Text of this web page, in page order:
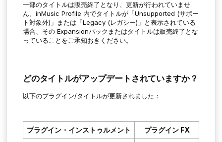
一部のタイトルは販売終了となり、更新が行われていませ
ん。inMusic Profile 内でタイトルが「Unsupported (サポー
ト対象外)」または「Legacy (レガシー)」と表示されている
場合、その Expansionパックまたはタイトルは販売終了とな
っていることをご承知おきください。
どのタイトルがアップデートされていますか？
以下のプラグイン/タイトルが更新されました：
プラグイン・インストゥルメント
プラグイン FX